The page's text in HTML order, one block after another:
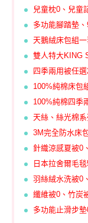
兒童枕0、兒童
多功能腳踏墊
天鵝絨床包組
雙人特大KING
四季兩用被任
100%純棉床包
100%純棉四季
天絲、絲光棉系
3M完全防水床
針織涼感夏被0
日本拉舍爾毛
羽絲絨水洗被0
纖維被0、竹炭
多功能止滑步